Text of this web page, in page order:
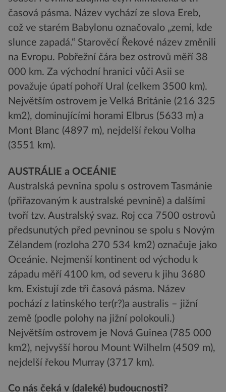
časová pásma. Název vychází ze slova Ereb,
což ve starém Babylonu označovalo „zemi, kde
slunce zapadá.“ Starověcí Řekové název změnili
na Evropu. Pobřežní čára bez ostrovů měří 38
000 km. Za východní hranici vůči Asii se
považuje úpatí pohoří Ural (celkem 3500 km).
Největším ostrovem je Velká Británie (216 325
km2), dominujícími horami Elbrus (5633 m) a
Mont Blanc (4897 m), nejdelší řekou Volha
(3551 km).
AUSTRÁLIE a OCEÁNIE
Australská pevnina spolu s ostrovem Tasmánie
(přiřazovaným k australské pevnině) a dalšími
tvoří tzv. Australský svaz. Roj cca 7500 ostrovů
předsunutých před pevninou se spolu s Novým
Zélandem (rozloha 270 534 km2) označuje jako
Oceánie. Nejmenší kontinent od východu k
západu měří 4100 km, od severu k jihu 3680
km. Existují zde tři časová pásma. Název
pochází z latinského ter(r?)a australis – jižní
země (podle polohy na jižní polokouli.)
Největším ostrovem je Nová Guinea (785 000
km2), nejvyšší horou Mount Wilhelm (4509 m),
nejdelší řekou Murray (3717 km).
Co nás čeká v (daleké) budoucnosti?